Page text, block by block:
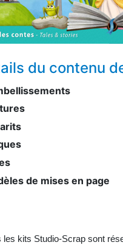
du contenu
de mises en page
les kits Studio-Scrap sont